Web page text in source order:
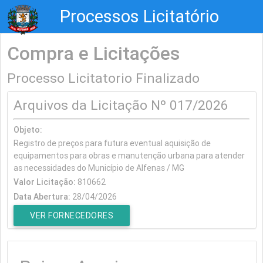
Processos Licitatório
Compra e Licitações
Processo Licitatorio Finalizado
Arquivos da Licitação Nº 017/2026
Objeto:
Registro de preços para futura eventual aquisição de
equipamentos para obras e manutenção urbana para atender
as necessidades do Município de Alfenas / MG
Valor Licitação: 810662
Data Abertura: 28/04/2026
VER FORNECEDORES